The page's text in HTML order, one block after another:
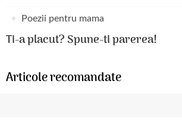
Poezii pentru mama
Ti-a placut? Spune-ti parerea!
Articole recomandate